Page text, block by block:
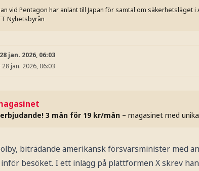
vid Pentagon har anlänt till Japan för samtal om säkerhetsläget
Nyhetsbyrån
28 jan. 2026, 06:03
28 jan. 2026, 06:03
3 mån för 19 kr/mån – magasinet med
biträdande amerikansk försvarsminister med
besöket. I ett inlägg på plattformen X skrev